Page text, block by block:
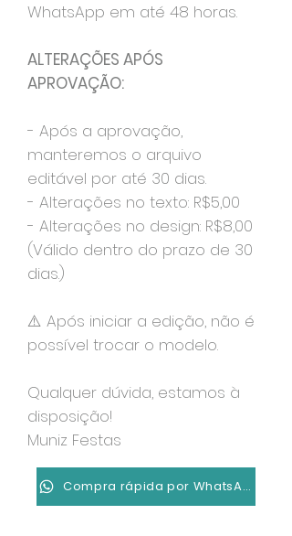
WhatsApp em até 48 horas.
ALTERAÇÕES APÓS
APROVAÇÃO:
- Após a aprovação,
manteremos o arquivo
editável por até 30 dias.
- Alterações no texto: R$5,00
- Alterações no design: R$8,00
(Válido dentro do prazo de 30
dias.)
⚠️ Após iniciar a edição, não é
possível trocar o modelo.
Qualquer dúvida, estamos à
disposição!
Muniz Festas
Compra rápida por WhatsApp